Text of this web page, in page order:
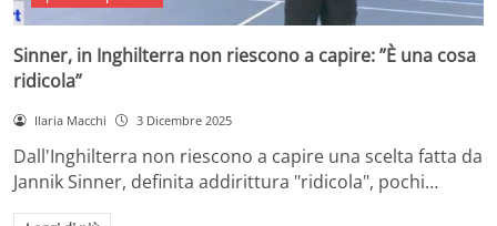
Sinner, in Inghilterra non riescono a capire: ”È una cosa
ridicola”
Ilaria Macchi 3 Dicembre 2025
Dall'Inghilterra non riescono a capire una scelta fatta da
Jannik Sinner, definita addirittura "ridicola", pochi…